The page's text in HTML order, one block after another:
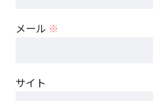
メール ※
サイト